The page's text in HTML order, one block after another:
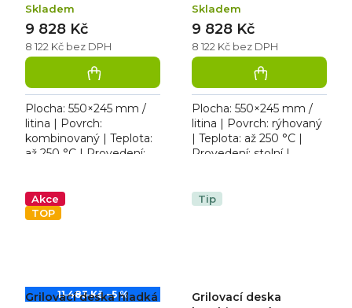
Skladem
8 122 Kč bez DPH
9 828 Kč
Plocha: 550×245 mm /
litina | Povrch:
kombinovaný | Teplota:
až 250 °C | Provedení:
V. Elektrická grilovací
plotna s...
Skladem
8 122 Kč bez DPH
9 828 Kč
Plocha: 550×245 mm /
litina | Povrch: rýhovaný
| Teplota: až 250 °C |
Provedení: stolní |
grilovací plotna s...
Akce
TOP
11 483 Kč –5 %
Grilovací deska hladká
Tip
Grilovací deska